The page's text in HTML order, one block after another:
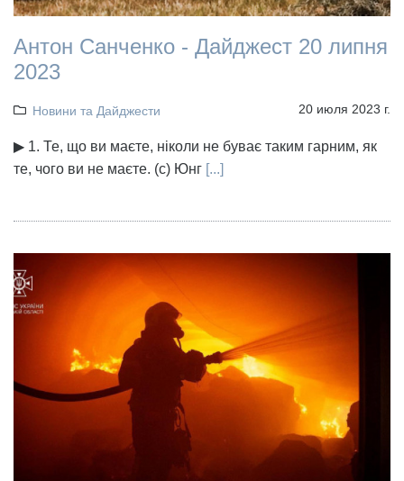
Антон Санченко - Дайджест 20 липня
2023
Новини та Дайджести 20 июля 2023 г.
▶ 1. Те, що ви маєте, ніколи не буває таким гарним, як
те, чого ви не маєте. (с) Юнг [...]